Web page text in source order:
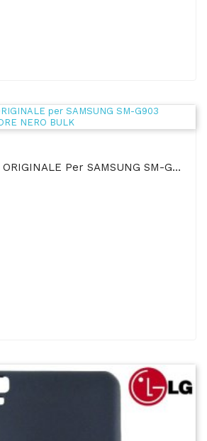
COPRI BATTERIA ORIGINALE Per SAMSUNG SM-G903 GALAXY S5 NEO COLORE NERO BULK